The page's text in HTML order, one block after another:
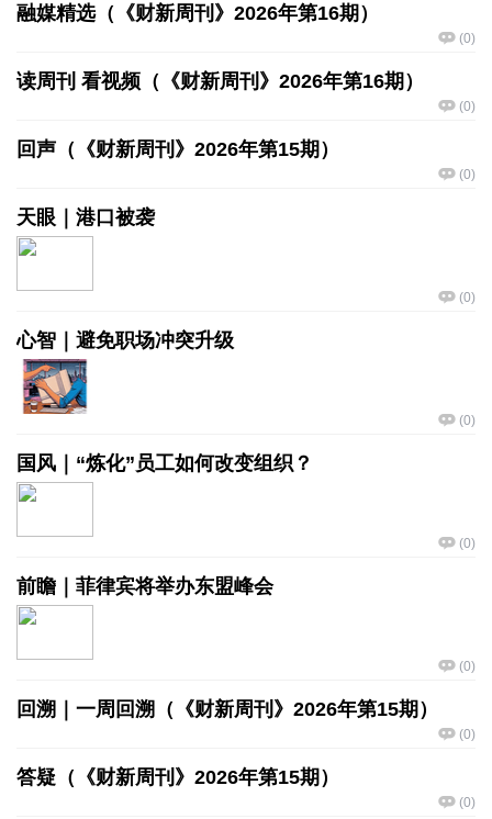
融媒精选（《财新周刊》2026年第16期）
(0)
读周刊 看视频（《财新周刊》2026年第16期）
(0)
回声（《财新周刊》2026年第15期）
(0)
天眼｜港口被袭
(0)
心智｜避免职场冲突升级
(0)
国风｜“炼化”员工如何改变组织？
(0)
前瞻｜菲律宾将举办东盟峰会
(0)
回溯｜一周回溯（《财新周刊》2026年第15期）
(0)
答疑（《财新周刊》2026年第15期）
(0)